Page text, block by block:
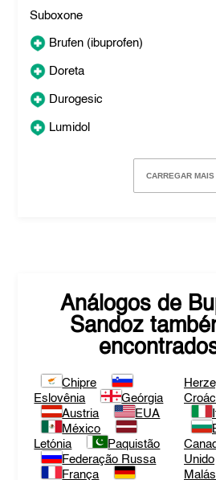
Suboxone
Brufen (ibuprofen)
Doreta
Durogesic
Lumidol
CARREGAR MAIS
Análogos de
Sandoz
Chipre
Eslovênia
Geórgia
Austria
EUA
México
Letónia
Paquistão
Federação Russa
França
Unido